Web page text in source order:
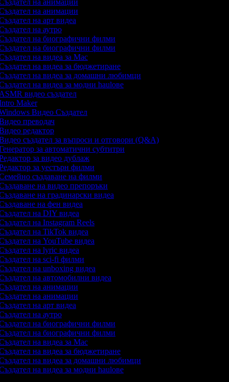
на анимации
на анимации
на арт видеа
на аутро
на биографични филми
на биографични филми
на видеа за Mac
на видеа за бюджетиране
на видеа за домашни любимци
на видеа за модни haulове
видео създател
Maker
Видео Създател
преводач
редактор
създател за въпроси и отговори (Q&A)
за автоматични субтитри
за видео дублаж
за уестърн филми
създаване на филми
на видео препоръки
на градинарски видеа
на фен видеа
на DIY видеа
на Instagram Reels
на TikTok видеа
на YouTube видеа
на lyric видеа
на sci-fi филми
на unboxing видеа
на автомобилни видеа
на анимации
на анимации
на арт видеа
на аутро
на биографични филми
на биографични филми
на видеа за Mac
на видеа за бюджетиране
на видеа за домашни любимци
на видеа за модни haulове